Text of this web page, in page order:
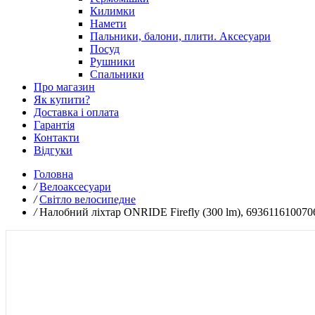
Килимки
Намети
Пальники, балони, плити. Аксесуари
Посуд
Рушники
Спальники
Про магазин
Як купити?
Доставка і оплата
Гарантія
Контакти
Відгуки
Головна
/ Велоаксесуари
/ Світло велосипедне
/ Налобний ліхтар ONRIDE Firefly (300 lm),